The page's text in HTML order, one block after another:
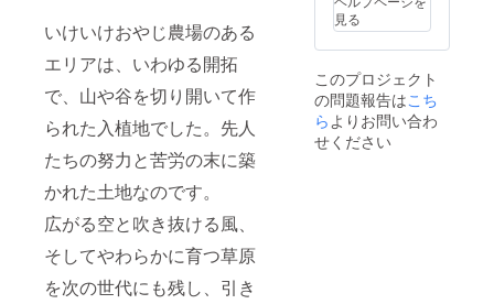
いけいけおやじ農場のある
エリアは、いわゆる開拓
で、山や谷を切り開いて作
られた入植地でした。先人
たちの努力と苦労の末に築
かれた土地なのです。
広がる空と吹き抜ける風、
そしてやわらかに育つ草原
を次の世代にも残し、引き
ます。
飲食
物・食
はご用
意くだ
さい。
使用期
限は
見る
このプロジェクト
の問題報告はこち
らよりお問い合わ
せください